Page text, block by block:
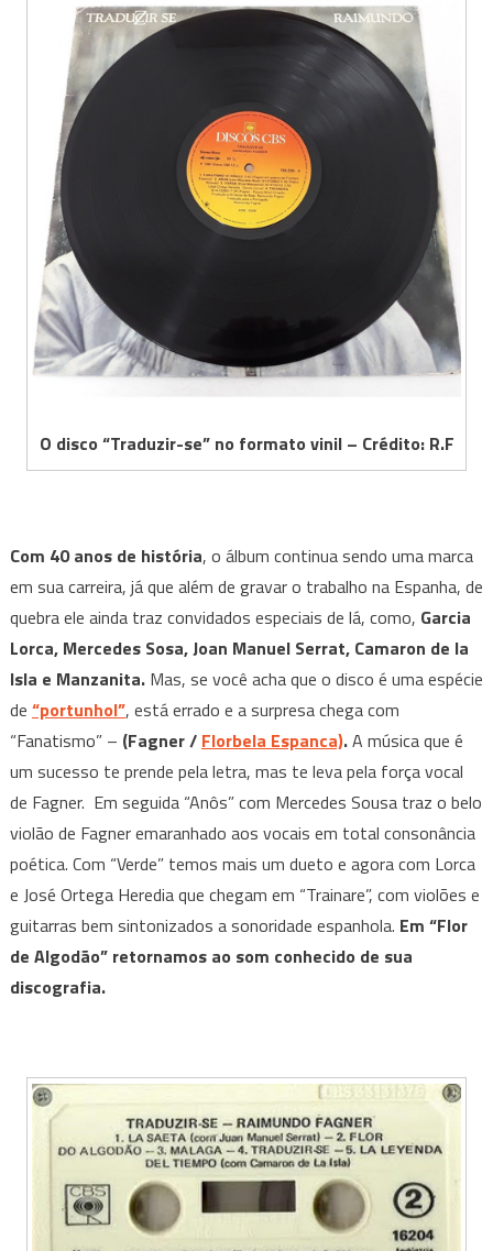
O disco “Traduzir-se” no formato vinil – Crédito: R.F
Com 40 anos de história, o álbum continua sendo uma marca
em sua carreira, já que além de gravar o trabalho na Espanha, de
quebra ele ainda traz convidados especiais de lá, como, Garcia
Lorca, Mercedes Sosa, Joan Manuel Serrat, Camaron de la
Isla e Manzanita.Mas, se você acha que o disco é uma espécie
de “portunhol”, está errado e a surpresa chega com
“Fanatismo” – (Fagner / Florbela Espanca).A música que é
um sucesso te prende pela letra, mas te leva pela força vocal
de Fagner. Em seguida “Anôs” com Mercedes Sousa traz o belo
violão de Fagner emaranhado aos vocais em total consonância
poética. Com “Verde” temos mais um dueto e agora com Lorca
e José Ortega Heredia que chegam em “Trainare”, com violões e
guitarras bem sintonizados a sonoridade espanhola. Em “Flor
de Algodão” retornamos ao som conhecido de sua
discografia.